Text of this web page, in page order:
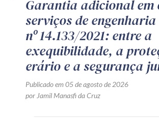
Garantia adicional em
serviços de
nº 14.133/2021: entre a
exequibilidade, a
erário e a segurança
Publicado em 05 de agosto de 2026
por Jamil Manasfi da Cruz